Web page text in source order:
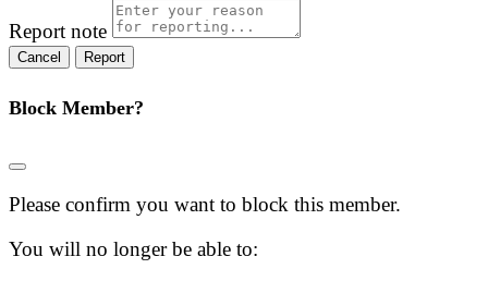
Report note
Report
Block Member?
Please confirm you want to block this member.
You will no longer be able to: